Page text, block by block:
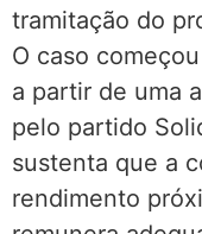
tramitação do
O caso
a partir de uma
pelo partido
sustenta que a
rendimento